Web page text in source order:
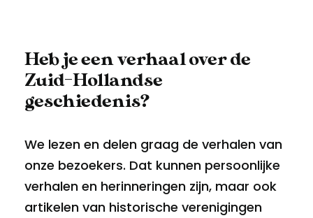
Heb je een verhaal over de
Zuid-Hollandse
geschiedenis?
We lezen en delen graag de verhalen van
onze bezoekers. Dat kunnen persoonlijke
verhalen en herinneringen zijn, maar ook
artikelen van historische verenigingen